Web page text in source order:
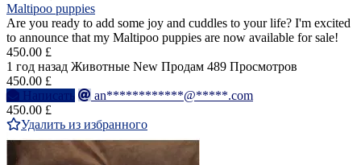
Maltipoo puppies
Are you ready to add some joy and cuddles to your life? I'm excited
to announce that my Maltipoo puppies are now available for sale!
450.00 £
1 год назад Животные New Продам 489 Просмотров
450.00 £
Написать
an************@*****.com
450.00 £
Удалить из избранного